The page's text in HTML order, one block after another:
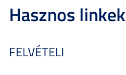
Hasznos linkek
FELVÉTELI